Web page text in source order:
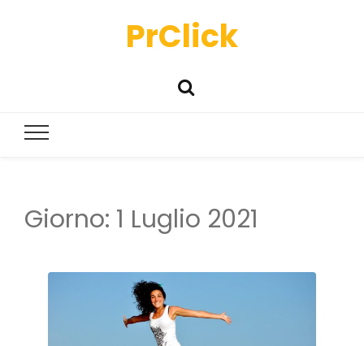
PrClick
Giorno: 1 Luglio 2021